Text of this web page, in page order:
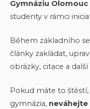
Gymnáziu Olomouc
studenty v rámci
Během základního
články zakládat,
obrázky, citace a
Pokud máte to
gymnázia, neváhejte